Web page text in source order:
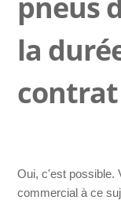
Quand puis-je
la
contrat
Oui, c'est possible.
commercial à ce